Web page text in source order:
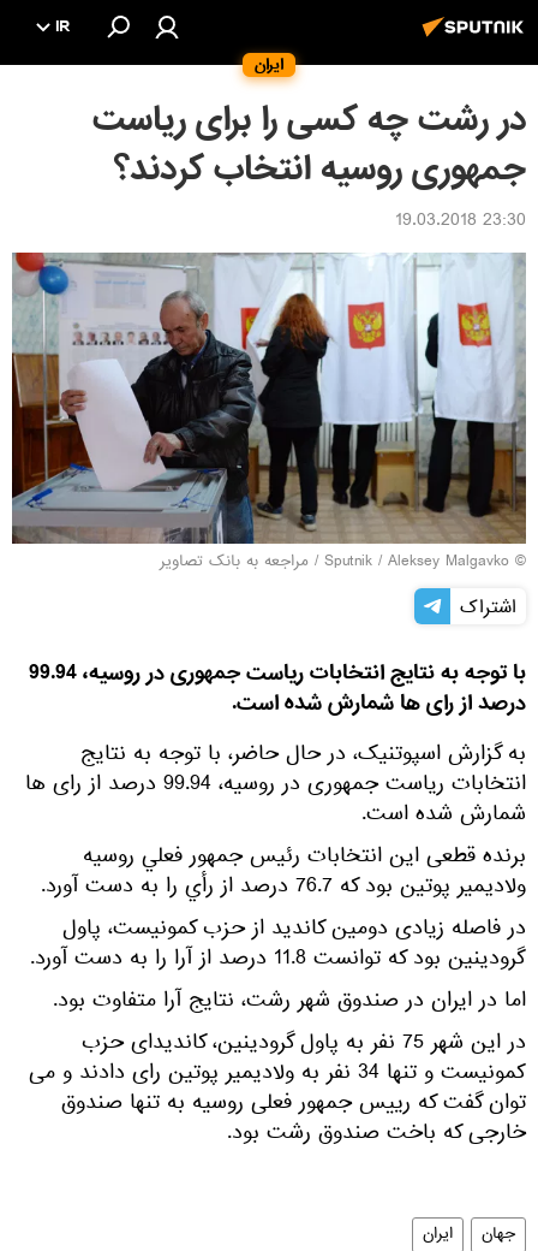
ایران
IR
در رشت چه کسی را برای ریاست
جمهوری روسیه انتخاب کردند؟
23:30 19.03.2018
© Sputnik / Aleksey Malgavko
/ مراجعه به بانک تصاویر
اشتراک
با توجه به نتایج انتخابات ریاست جمهوری در روسیه، 99.94
درصد از رای ها شمارش شده است.
به گزارش اسپوتنیک، در حال حاضر، با توجه به نتایج
انتخابات ریاست جمهوری در روسیه، 99.94 درصد از رای ها
شمارش شده است.
برنده قطعی این انتخابات رئيس جمهور فعلي روسیه
ولاديمير پوتين بود که 76.7 درصد از رأي را به دست آورد.
در فاصله زیادی دومین کاندید از حزب کمونیست، پاول
گرودینین بود که توانست 11.8 درصد از آرا را به دست آورد.
اما در ایران در صندوق شهر رشت، نتایج آرا متفاوت بود.
در این شهر 75 نفر به پاول گرودینین، کاندیدای حزب
کمونیست و تنها 34 نفر به ولادیمیر پوتین رای دادند و می
توان گفت که رییس جمهور فعلی روسیه به تنها صندوق
خارجی که باخت صندوق رشت بود.
جهان ایران